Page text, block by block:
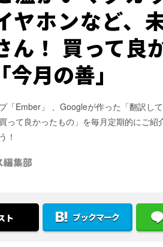
ヤホンなど、
ん！ 買って良
月の善」
「Ember」 、Googleが作った「翻訳し
って良かったもの」を毎月定期的にご
！
編集部
ト ブックマーク